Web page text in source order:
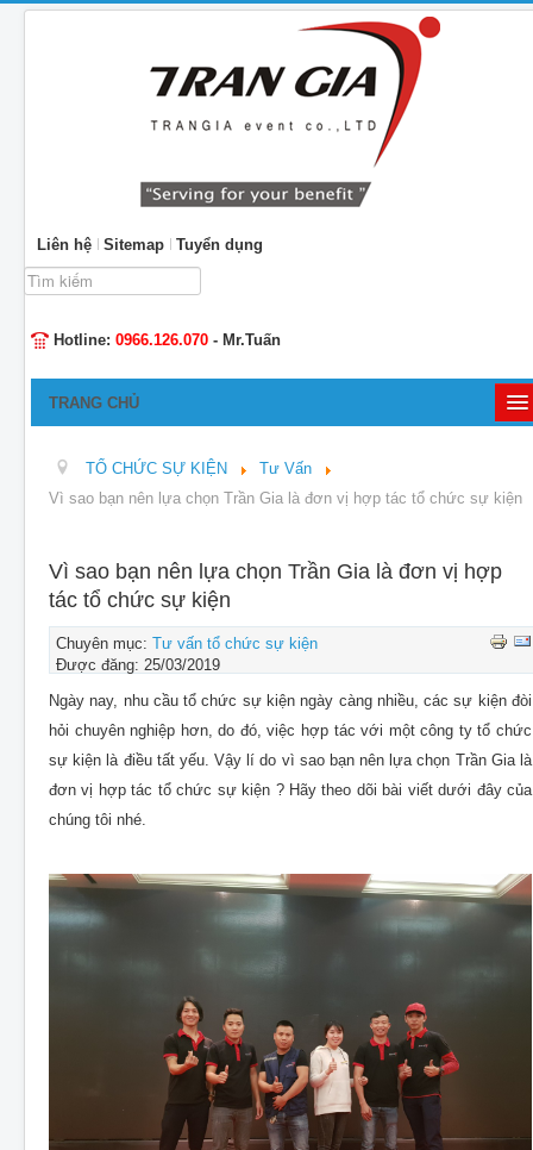
Liên hệ Sitemap
Tuyển dụng
Tìm
kiếm...
Hotline: 0966.126.070 - Mr.Tuấn
TRANG CHỦ
TỔ CHỨC SỰ KIỆN
THIẾT KẾ
THI CÔNG - LẮP ĐẶT THIẾT BỊ
TỔ CHỨC SỰ KIỆN
Tư Vấn
Vì sao bạn nên lựa chọn Trần Gia là đơn vị hợp tác tổ chức sự kiện
Vì sao bạn nên lựa chọn Trần Gia là đơn vị hợp
tác tổ chức sự kiện
Chuyên mục: Tư vấn tổ chức sự kiện
Được đăng: 25/03/2019
Ngày nay, nhu cầu tổ chức sự kiện ngày càng nhiều, các sự kiện đòi
hỏi chuyên nghiệp hơn, do đó, việc hợp tác với một công ty tổ chức
sự kiện là điều tất yếu. Vậy lí do vì sao bạn nên lựa chọn Trần Gia là
đơn vị hợp tác tổ chức sự kiện ? Hãy theo dõi bài viết dưới đây của
chúng tôi nhé.